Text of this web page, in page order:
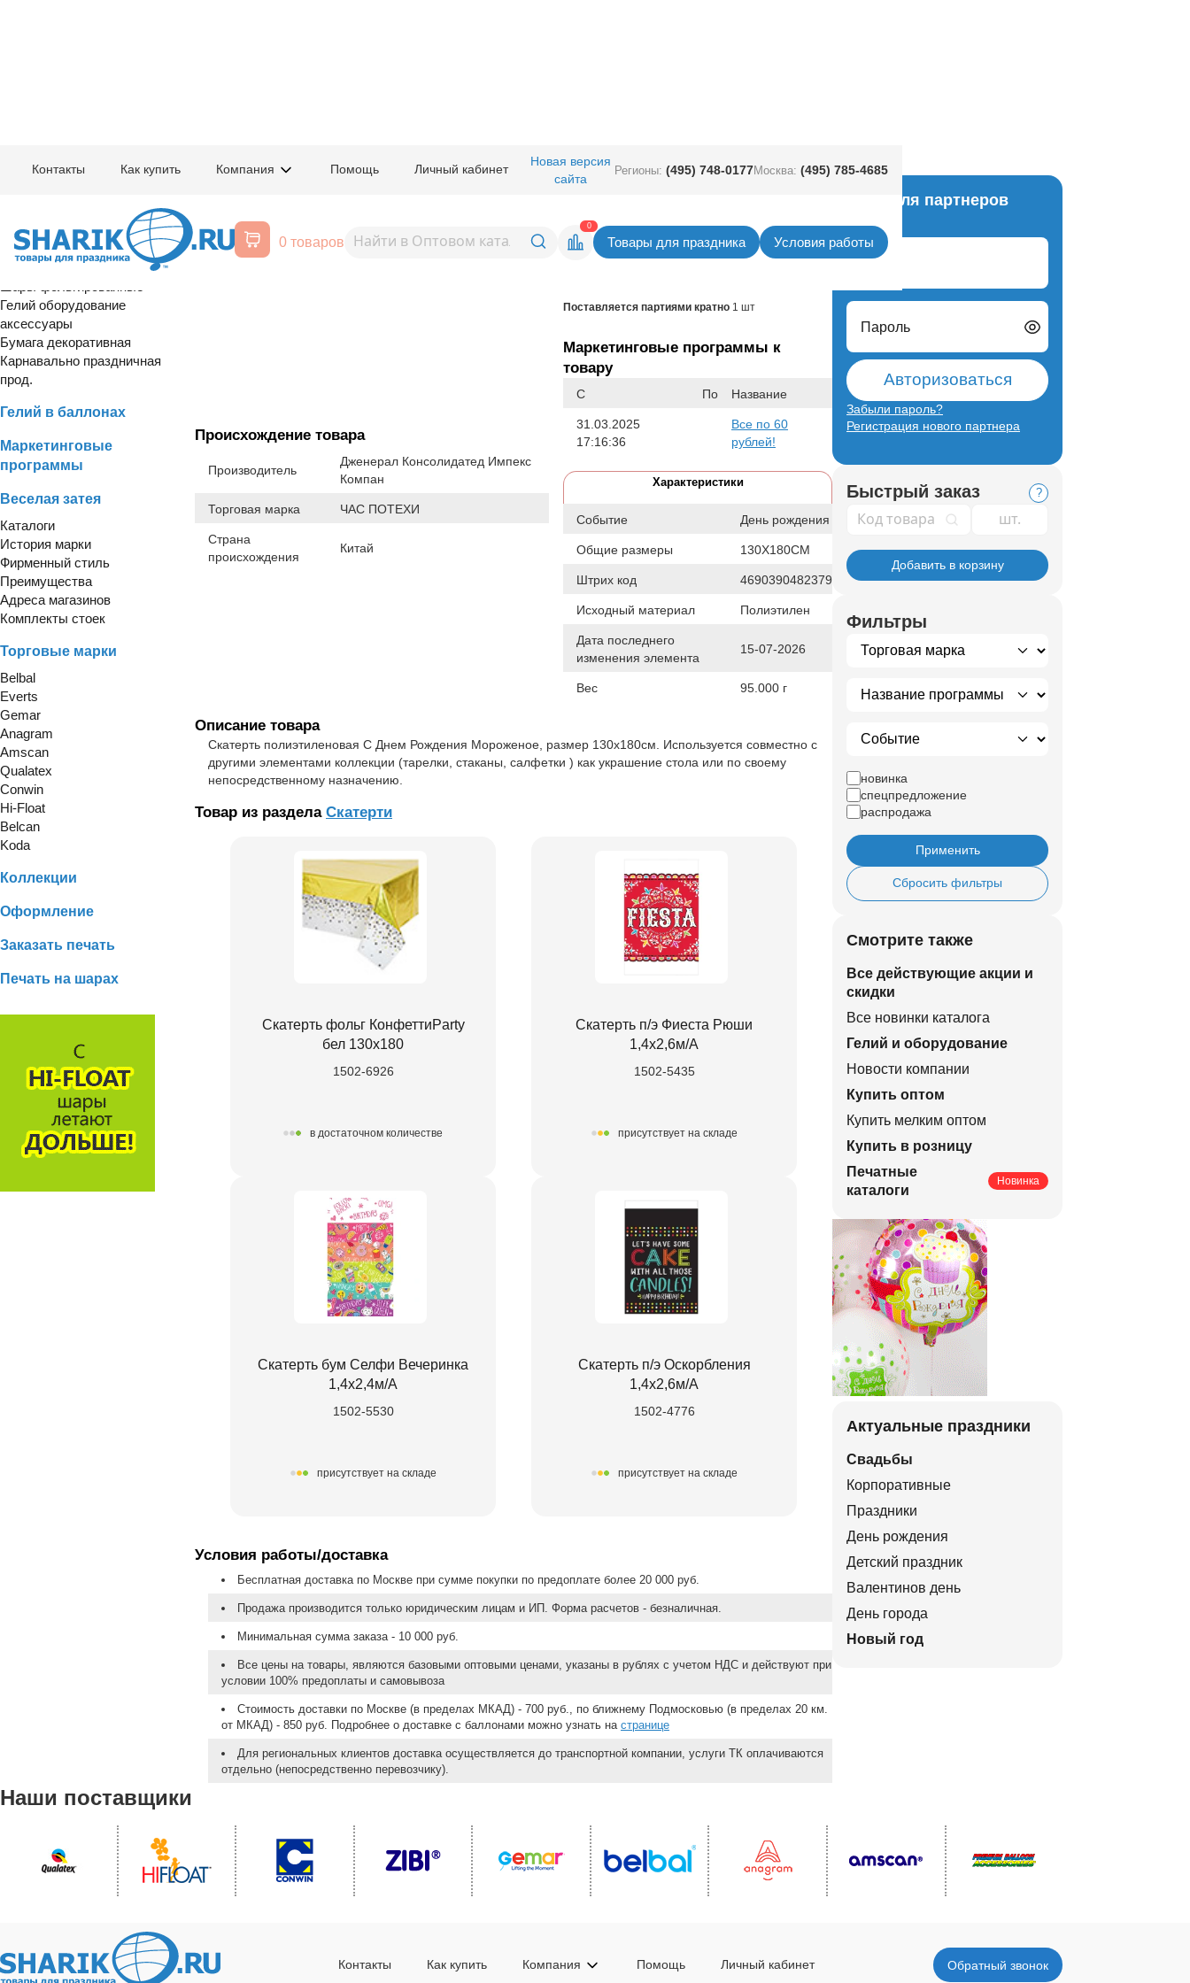
Контакты Как купить Компания Помощь Личный кабинет
Новая версия
сайта
Регионы: (495) 748-0177Москва: (495) 785-4685
0 товаров
0
Товары для праздника Условия работы
Расширенный поиск
Шары латексные
Гелий оборудование
аксессуары
Бумага декоративная
Карнавально праздничная
прод.
Гелий в баллонах
Маркетинговые
программы
Веселая затея
Каталоги
История марки
Фирменный стиль
Преимущества
Адреса магазинов
Комплекты стоек
Торговые марки
Belbal
Everts
Gemar
Anagram
Amscan
Qualatex
Conwin
Hi-Float
Belcan
Koda
Коллекции
Оформление
Заказать печать
Печать на шарах
1502-5734
130х180см/G
Происхождение товара
Производитель
Дженерал Консолидатед Импекс
Компан
Торговая марка ЧАС ПОТЕХИ
Страна
происхождения
Китай
Поставляется партиями кратно 1 шт
Маркетинговые программы к
товару
С По Название
31.03.2025
17:16:36
Все по 60
рублей!
Характеристики
Событие День рождения
Общие размеры 130Х180СМ
Штрих код 4690390482379
Исходный материал Полиэтилен
Дата последнего
изменения элемента
15-07-2026
Вес 95.000 г
Описание товара
Скатерть полиэтиленовая С Днем Рождения Мороженое, размер 130х180см. Используется совместно с
другими элементами коллекции (тарелки, стаканы, салфетки ) как украшение стола или по своему
непосредственному назначению.
Товар из раздела Скатерти
Скатерть фольг КонфеттиParty
бел 130х180
1502-6926
в достаточном количестве
Скатерть п/э Фиеста Рюши
1,4х2,6м/А
1502-5435
присутствует на складе
Скатерть бум Селфи Вечеринка
1,4х2,4м/А
1502-5530
присутствует на складе
Скатерть п/э Оскорбления
1,4х2,6м/А
1502-4776
присутствует на складе
Условия работы/доставка
Бесплатная доставка по Москве при сумме покупки по предоплате более 20 000 руб.
Продажа производится только юридическим лицам и ИП. Форма расчетов - безналичная.
Минимальная сумма заказа - 10 000 руб.
Все цены на товары, являются базовыми оптовыми ценами, указаны в рублях с учетом НДС и действуют при
условии 100% предоплаты и самовывоза
Стоимость доставки по Москве (в пределах МКАД) - 700 руб., по ближнему Подмосковью (в пределах 20 км.
от МКАД) - 850 руб. Подробнее о доставке с баллонами можно узнать на странице
Для региональных клиентов доставка осуществляется до транспортной компании, услуги ТК оплачиваются
отдельно (непосредственно перевозчику).
Вход для партнеров
Логин
Пароль
Авторизоваться
Забыли пароль?
Регистрация нового партнера
Быстрый заказ ?
Код товара
Добавить в корзину
Фильтры
новинка
спецпредложение
распродажа
Применить
Сбросить фильтры
Смотрите также
Все действующие акции и
скидки
Все новинки каталога
Гелий и оборудование
Новости компании
Купить оптом
Купить мелким оптом
Купить в розницу
Печатные
каталоги
Новинка
Актуальные праздники
Свадьбы
Корпоративные
Праздники
День рождения
Детский праздник
Валентинов день
День города
Новый год
Наши поставщики
Контакты Как купить Компания Помощь Личный кабинет Обратный звонок